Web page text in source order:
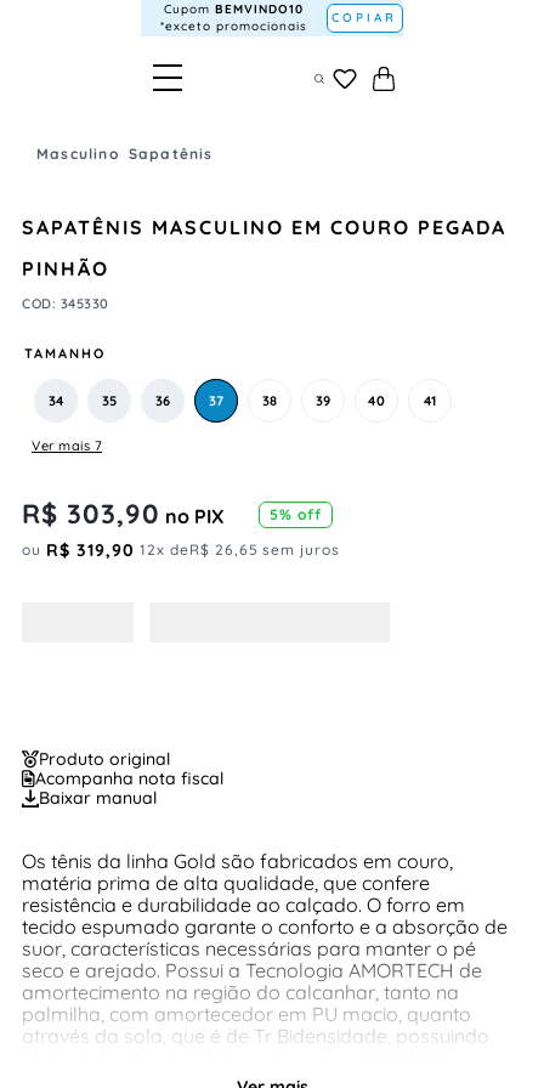
Cupom BEMVINDO10
*exceto promocionais
COPIAR
Masculino Sapatênis
SAPATÊNIS MASCULINO EM COURO PEGADA
PINHÃO
COD: 345330
TAMANHO
34 35 36 37 38 39 40 41
Ver mais 7
R$ 303,90 no PIX 5% off
ou R$ 319,90 12x deR$ 26,65 sem juros
Produto original
Acompanha nota fiscal
Baixar manual
Os tênis da linha Gold são fabricados em couro,
matéria prima de alta qualidade, que confere
resistência e durabilidade ao calçado. O forro em
tecido espumado garante o conforto e a absorção de
suor, características necessárias para manter o pé
seco e arejado. Possui a Tecnologia AMORTECH de
amortecimento na região do calcanhar, tanto na
palmilha, com amortecedor em PU macio, quanto
através da sola, que é de Tr Bidensidade, possuindo
conforto ao caminhar, além de ser antiderrapante e de